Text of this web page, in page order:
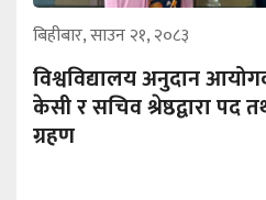
बिहीबार, साउन २१, २०८३
विश्वविद्यालय अनुदान
केसी र सचिव श्रेष्ठद्वारा
ग्रहण